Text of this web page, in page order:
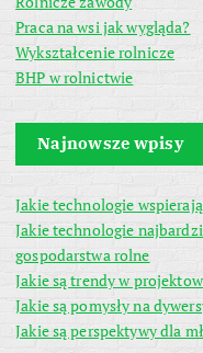
Praca na wsi jak wygląda?
Wykształcenie rolnicze
BHP w rolnictwie
Najnowsze wpisy
Jakie technologie
Jakie technologie
gospodarstwa rolne
Jakie są trendy w
Jakie są pomysły na
Jakie są perspektywy dla